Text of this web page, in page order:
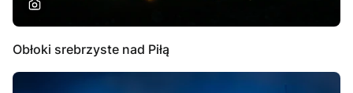
Obłoki srebrzyste nad Piłą